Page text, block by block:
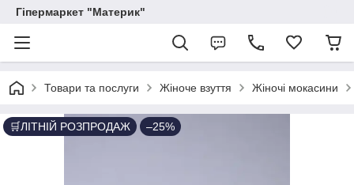
Гіпермаркет "Материк"
Товари та послуги Жіноче взуття Жіночі мокасини
🛒ЛІТНІЙ РОЗПРОДАЖ –25%